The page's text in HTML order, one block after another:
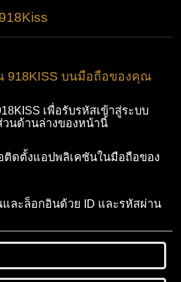
918Kiss
918KISS บนมือถือของคุณ
เพื่อรับรหัสเข้าสู่ระบบ
นด้านล่างของหน้านี้
ติดตั้งแอปพลิเคชันในมือถือของ
ละล็อกอินด้วย ID และรหัสผ่าน